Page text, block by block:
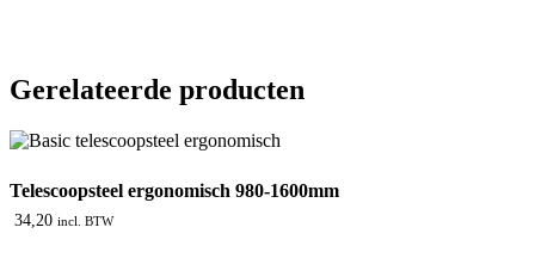
Gerelateerde producten
Telescoopsteel ergonomisch 980-1600mm
34,20 incl. BTW